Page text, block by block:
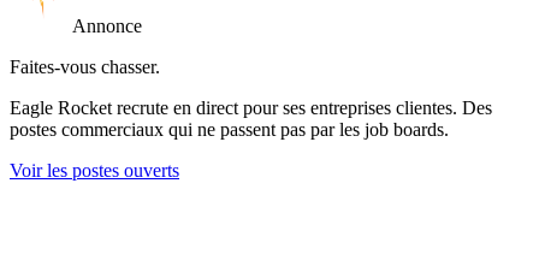
Annonce
Faites-vous chasser.
Eagle Rocket recrute en direct pour ses entreprises clientes. Des
postes commerciaux qui ne passent pas par les job boards.
Voir les postes ouverts